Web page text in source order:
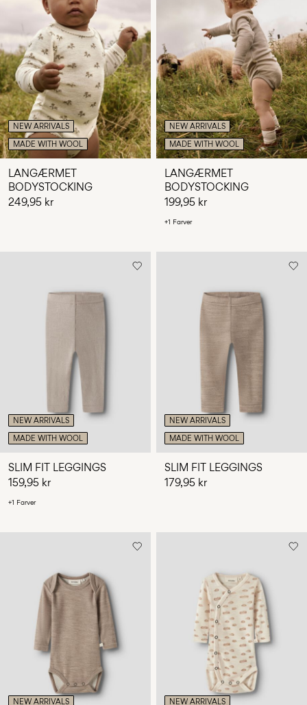
NEW ARRIVALS
MADE WITH WOOL
LANGÆRMET
BODYSTOCKING
249,95 kr
NEW ARRIVALS
MADE WITH WOOL
LANGÆRMET
BODYSTOCKING
199,95 kr
+1 Farver
NEW ARRIVALS
MADE WITH WOOL
SLIM FIT LEGGINGS
159,95 kr
+1 Farver
NEW ARRIVALS
MADE WITH WOOL
SLIM FIT LEGGINGS
179,95 kr
NEW ARRIVALS NEW ARRIVALS